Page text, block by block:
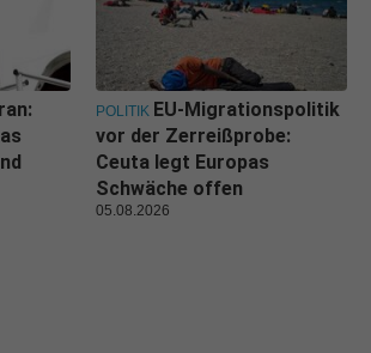
POLITIK EU-Migrationspolitik
vor der Zerreißprobe:
Ceuta legt Europas
Schwäche offen
05.08.2026